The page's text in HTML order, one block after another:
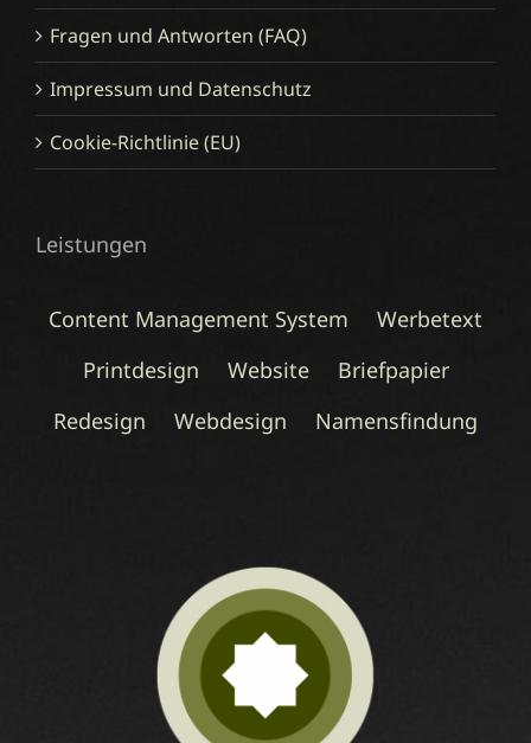
Fragen und Antworten (FAQ)
Impressum und Datenschutz
Cookie-Richtlinie (EU)
Leistungen
Content Management System
Werbetext
Printdesign
Website
Briefpapier
Redesign
Webdesign Namensfindung